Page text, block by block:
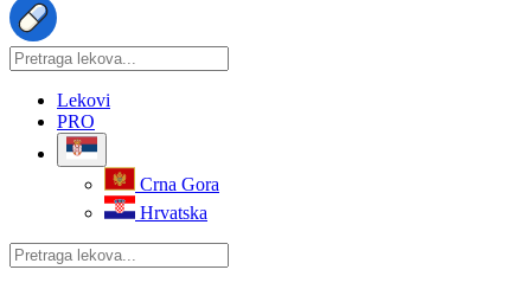
Lekovi
PRO
Crna Gora
Hrvatska